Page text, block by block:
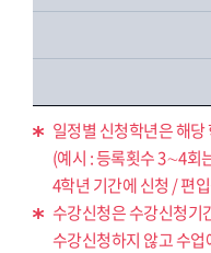
일정별 신청학년은 해
(예시 : 등록횟수 3∼4회
4학년 기간에 신청 / 편
수강신청은 수강신청기
수강신청하지 않고 수